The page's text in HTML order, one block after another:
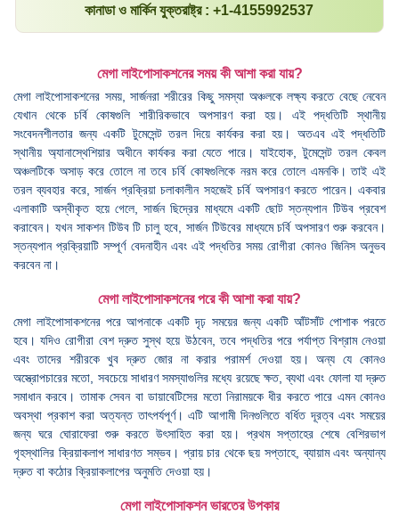
কানাডা ও মার্কিন যুক্তরাষ্ট্র : +1-4155992537
মেগা লাইপোসাকশনের সময় কী আশা করা যায়?
মেগা লাইপোসাকশনের সময়, সার্জনরা শরীরের কিছু সমস্যা অঞ্চলকে লক্ষ্য করতে বেছে নেবেন
যেখান থেকে চর্বি কোষগুলি শারীরিকভাবে অপসারণ করা হয়। এই পদ্ধতিটি স্থানীয়
সংবেদনশীলতার জন্য একটি টুমেসেন্ট তরল দিয়ে কার্যকর করা হয়। অতএব এই পদ্ধতিটি
স্থানীয় অ্যানাস্থেশিয়ার অধীনে কার্যকর করা যেতে পারে। যাইহোক, টুমেসেন্ট তরল কেবল
অঞ্চলটিকে অসাড় করে তোলে না তবে চর্বি কোষগুলিকে নরম করে তোলে এমনকি। তাই এই
তরল ব্যবহার করে, সার্জন প্রক্রিয়া চলাকালীন সহজেই চর্বি অপসারণ করতে পারেন। একবার
এলাকাটি অস্বীকৃত হয়ে গেলে, সার্জন ছিদ্রের মাধ্যমে একটি ছোট স্তন্যপান টিউব প্রবেশ
করাবেন। যখন সাকশন টিউব টি চালু হবে, সার্জন টিউবের মাধ্যমে চর্বি অপসারণ শুরু করবেন।
স্তন্যপান প্রক্রিয়াটি সম্পূর্ণ বেদনাহীন এবং এই পদ্ধতির সময় রোগীরা কোনও জিনিস অনুভব
করবেন না।
মেগা লাইপোসাকশনের পরে কী আশা করা যায়?
মেগা লাইপোসাকশনের পরে আপনাকে একটি দৃঢ় সময়ের জন্য একটি আঁটসাঁট পোশাক পরতে
হবে। যদিও রোগীরা বেশ দ্রুত সুস্থ হয়ে উঠবেন, তবে পদ্ধতির পরে পর্যাপ্ত বিশ্রাম নেওয়া
এবং তাদের শরীরকে খুব দ্রুত জোর না করার পরামর্শ দেওয়া হয়। অন্য যে কোনও
অস্ত্রোপচারের মতো, সবচেয়ে সাধারণ সমস্যাগুলির মধ্যে রয়েছে ক্ষত, ব্যথা এবং ফোলা যা দ্রুত
সমাধান করবে। তামাক সেবন বা ডায়াবেটিসের মতো নিরাময়কে ধীর করতে পারে এমন কোনও
অবস্থা প্রকাশ করা অত্যন্ত তাৎপর্যপূর্ণ। এটি আগামী দিনগুলিতে বর্ধিত দূরত্ব এবং সময়ের
জন্য ঘরে ঘোরাফেরা শুরু করতে উৎসাহিত করা হয়। প্রথম সপ্তাহের শেষে বেশিরভাগ
গৃহস্থালির ক্রিয়াকলাপ সাধারণত সম্ভব। প্রায় চার থেকে ছয় সপ্তাহে, ব্যায়াম এবং অন্যান্য
দ্রুত বা কঠোর ক্রিয়াকলাপের অনুমতি দেওয়া হয়।
মেগা লাইপোসাকশন ভারতের উপকার